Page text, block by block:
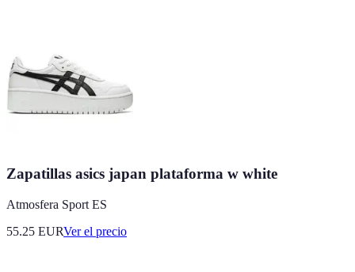
Zapatillas asics japan plataforma w white
Atmosfera Sport ES
55.25 EURVer el precio